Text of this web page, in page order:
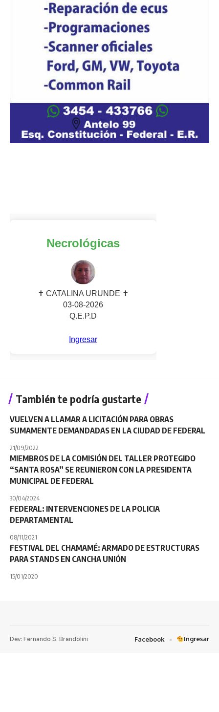
También te podría gustarte
VUELVEN A LLAMAR A LICITACIÓN PARA OBRAS
SUMAMENTE DEMANDADAS EN LA CIUDAD DE FEDERAL
21/09/2022
MIEMBROS DE LA COMISIÓN DEL TALLER PROTEGIDO
“SANTA ROSA” SE REUNIERON CON LA PRESIDENTA
MUNICIPAL DE FEDERAL
30/04/2024
FEDERAL: INTERVENCIONES DE LA POLICIA
DEPARTAMENTAL
08/11/2021
FESTIVAL DEL CHAMAMÉ: ARMADO DE ESTRUCTURAS
PARA STANDS EN CANCHA UNIÓN
15/01/2020
Dev: Fernando S. Brandolini Facebook Ingresar